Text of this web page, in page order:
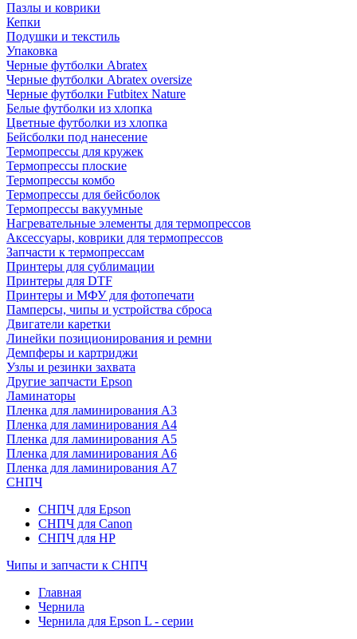
Пазлы и коврики
Кепки
Подушки и текстиль
Упаковка
Черные футболки Abratex
Черные футболки Abratex oversize
Черные футболки Futbitex Nature
Белые футболки из хлопка
Цветные футболки из хлопка
Бейсболки под нанесение
Термопрессы для кружек
Термопрессы плоские
Термопрессы комбо
Термопрессы для бейсболок
Термопрессы вакуумные
Нагревательные элементы для термопрессов
Аксессуары, коврики для термопрессов
Запчасти к термопрессам
Принтеры для сублимации
Принтеры для DTF
Принтеры и МФУ для фотопечати
Памперсы, чипы и устройства сброса
Двигатели каретки
Линейки позиционирования и ремни
Демпферы и картриджи
Узлы и резинки захвата
Другие запчасти Epson
Ламинаторы
Пленка для ламинирования А3
Пленка для ламинирования А4
Пленка для ламинирования А5
Пленка для ламинирования А6
Пленка для ламинирования А7
СНПЧ
СНПЧ для Epson
СНПЧ для Canon
СНПЧ для HP
Чипы и запчасти к СНПЧ
Главная
Чернила
Чернила для Epson L - серии